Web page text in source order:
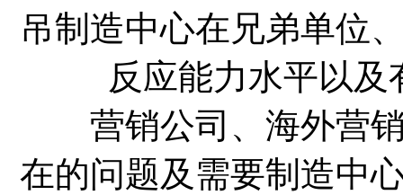
吊制造中心在兄弟单位
反应能力水平以
营销公司、海外营销
在的问题及需要制造中